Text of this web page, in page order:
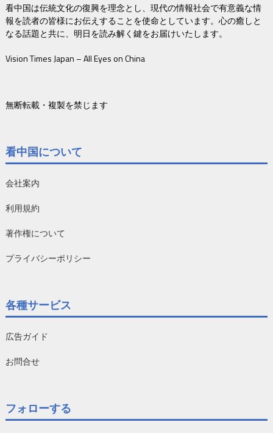
看中国は伝統文化の復興を理念とし、現代の情報社会で有意義な情
報を読者の皆様にお伝えすることを使命としています。心の癒しと
なる話題と共に、明日を読み解く鍵をお届けいたします。
Vision Times Japan – All Eyes on China
無断転載・複製を禁じます
看中国について
会社案内
利用規約
著作権について
プライバシーポリシー
各種サービス
広告ガイド
お問合せ
フォローする